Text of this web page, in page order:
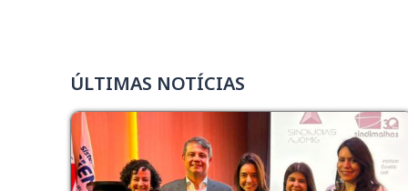
ÚLTIMAS NOTÍCIAS